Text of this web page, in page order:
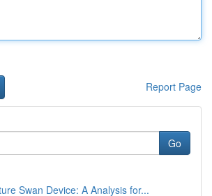
Report Page
Go
Swan Device: A Analysis for...